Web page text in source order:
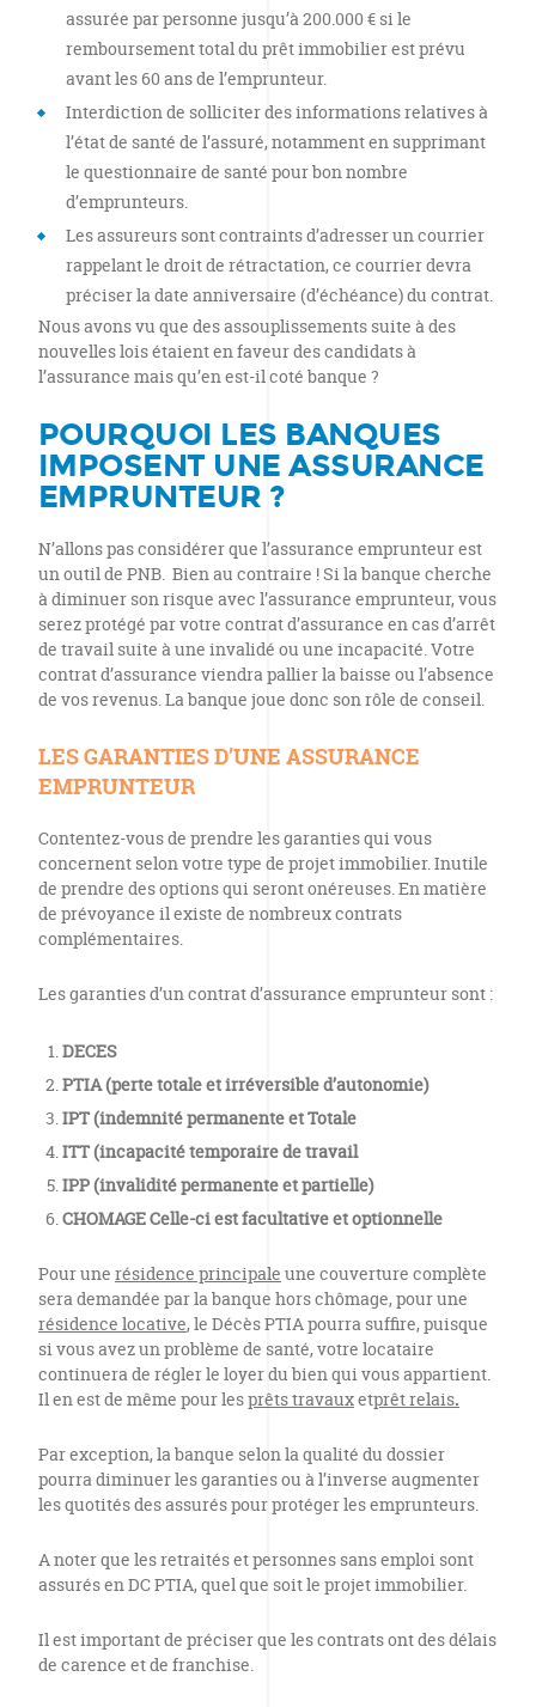
assurée par personne jusqu’à 200.000 € si le
remboursement total du prêt immobilier est prévu
avant les 60 ans de l’emprunteur.
Interdiction de solliciter des informations relatives à
l’état de santé de l’assuré, notamment en supprimant
le questionnaire de santé pour bon nombre
d’emprunteurs.
Les assureurs sont contraints d’adresser un courrier
rappelant le droit de rétractation, ce courrier devra
préciser la date anniversaire (d’échéance) du contrat.
Nous avons vu que des assouplissements suite à des
nouvelles lois étaient en faveur des candidats à
l’assurance mais qu’en est-il coté banque ?
POURQUOI LES BANQUES
IMPOSENT UNE ASSURANCE
EMPRUNTEUR ?
N’allons pas considérer que l’assurance emprunteur est
un outil de PNB. Bien au contraire ! Si la banque cherche
à diminuer son risque avec l’assurance emprunteur, vous
serez protégé par votre contrat d’assurance en cas d’arrêt
de travail suite à une invalidé ou une incapacité. Votre
contrat d’assurance viendra pallier la baisse ou l’absence
de vos revenus. La banque joue donc son rôle de conseil.
LES GARANTIES D’UNE ASSURANCE
EMPRUNTEUR
Contentez-vous de prendre les garanties qui vous
concernent selon votre type de projet immobilier. Inutile
de prendre des options qui seront onéreuses. En matière
de prévoyance il existe de nombreux contrats
complémentaires.
Les garanties d’un contrat d’assurance emprunteur sont :
DECES
PTIA (perte totale et irréversible d’autonomie)
IPT (indemnité permanente et Totale
ITT (incapacité temporaire de travail
IPP (invalidité permanente et partielle)
CHOMAGE Celle-ci est facultative et optionnelle
Pour une résidence principale une couverture complète
sera demandée par la banque hors chômage, pour une
résidence locative, le Décès PTIA pourra suffire, puisque
si vous avez un problème de santé, votre locataire
continuera de régler le loyer du bien qui vous appartient.
Il en est de même pour lesprêts travauxetprêt relais.
Par exception, la banque selon la qualité du dossier
pourra diminuer les garanties ou à l’inverse augmenter
les quotités des assurés pour protéger les emprunteurs.
A noter que les retraités et personnes sans emploi sont
assurés en DC PTIA, quel que soit le projet immobilier.
Il est important de préciser que les contrats ont des délais
de carence et de franchise.